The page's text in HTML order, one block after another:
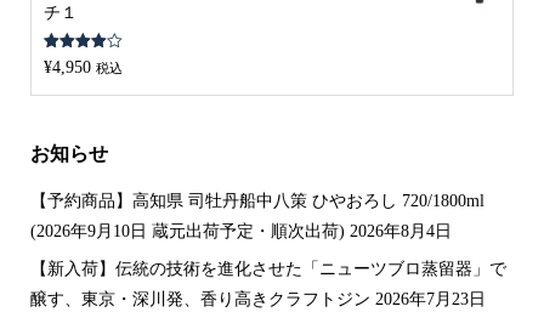
チ１
5段階中
4.00の評
¥4,950 税込
お知らせ
【予約商品】高知県 司牡丹船中八策 ひやおろし 720/1800ml
(2026年9月10日 蔵元出荷予定・順次出荷) 2026年8月4日
【新入荷】伝統の技術を進化させた「ニューツブロ蒸留器」で
醸す、東京・深川発、香り高きクラフトジン 2026年7月23日